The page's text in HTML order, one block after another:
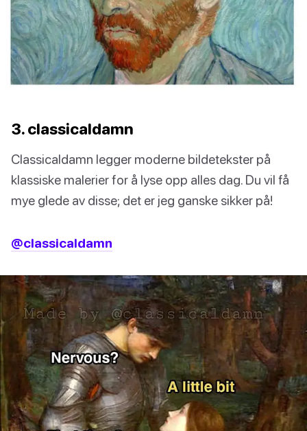
3. classicaldamn
Classicaldamn legger moderne bildetekster på
klassiske malerier for å lyse opp alles dag. Du vil få
mye glede av disse; det er jeg ganske sikker på!
@classicaldamn